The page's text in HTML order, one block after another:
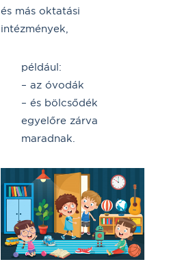
és más oktatási
intézmények,
például:
– az óvodák
– és bölcsődék
egyelőre zárva
maradnak.